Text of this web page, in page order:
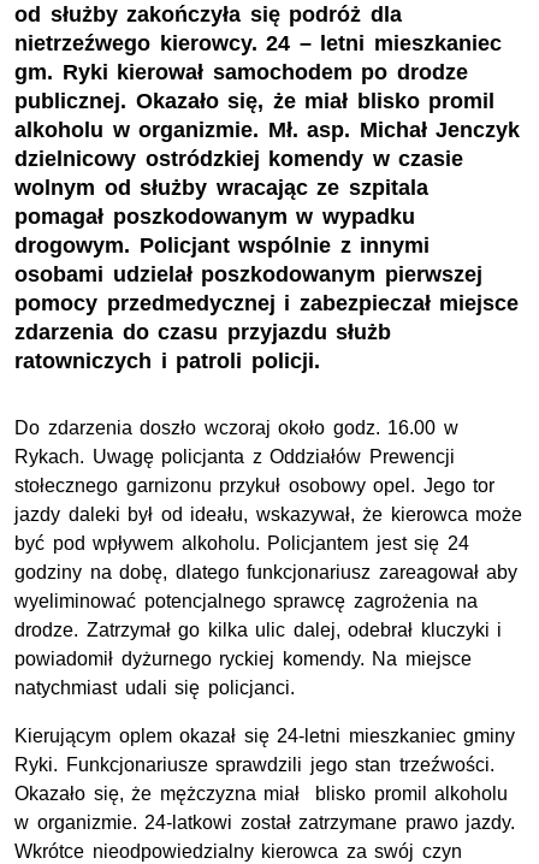
od służby zakończyła się podróż dla
nietrzeźwego kierowcy. 24 – letni mieszkaniec
gm. Ryki kierował samochodem po drodze
publicznej. Okazało się, że miał blisko promil
alkoholu w organizmie. Mł. asp. Michał Jenczyk
dzielnicowy ostródzkiej komendy w czasie
wolnym od służby wracając ze szpitala
pomagał poszkodowanym w wypadku
drogowym. Policjant wspólnie z innymi
osobami udzielał poszkodowanym pierwszej
pomocy przedmedycznej i zabezpieczał miejsce
zdarzenia do czasu przyjazdu służb
ratowniczych i patroli policji.
Do zdarzenia doszło wczoraj około godz. 16.00 w
Rykach. Uwagę policjanta z Oddziałów Prewencji
stołecznego garnizonu przykuł osobowy opel. Jego tor
jazdy daleki był od ideału, wskazywał, że kierowca może
być pod wpływem alkoholu. Policjantem jest się 24
godziny na dobę, dlatego funkcjonariusz zareagował aby
wyeliminować potencjalnego sprawcę zagrożenia na
drodze. Zatrzymał go kilka ulic dalej, odebrał kluczyki i
powiadomił dyżurnego ryckiej komendy. Na miejsce
natychmiast udali się policjanci.
Kierującym oplem okazał się 24-letni mieszkaniec gminy
Ryki. Funkcjonariusze sprawdzili jego stan trzeźwości.
Okazało się, że mężczyzna miał blisko promil alkoholu
w organizmie. 24-latkowi został zatrzymane prawo jazdy.
Wkrótce nieodpowiedzialny kierowca za swój czyn